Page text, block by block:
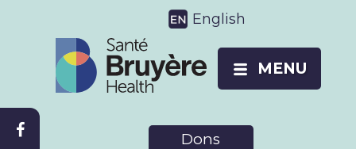
English
MENU
Dons